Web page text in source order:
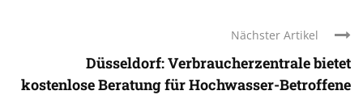
Nächster Artikel
Düsseldorf: Verbraucherzentrale bietet
kostenlose Beratung für Hochwasser-Betroffene